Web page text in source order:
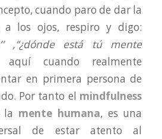
cuando paro de dar la
los ojos, respiro y digo:
,“¿dónde está tú mente
cuando realmente
en primera persona de
Por tanto el mindfulness
la mente humana, es una
de estar atento al